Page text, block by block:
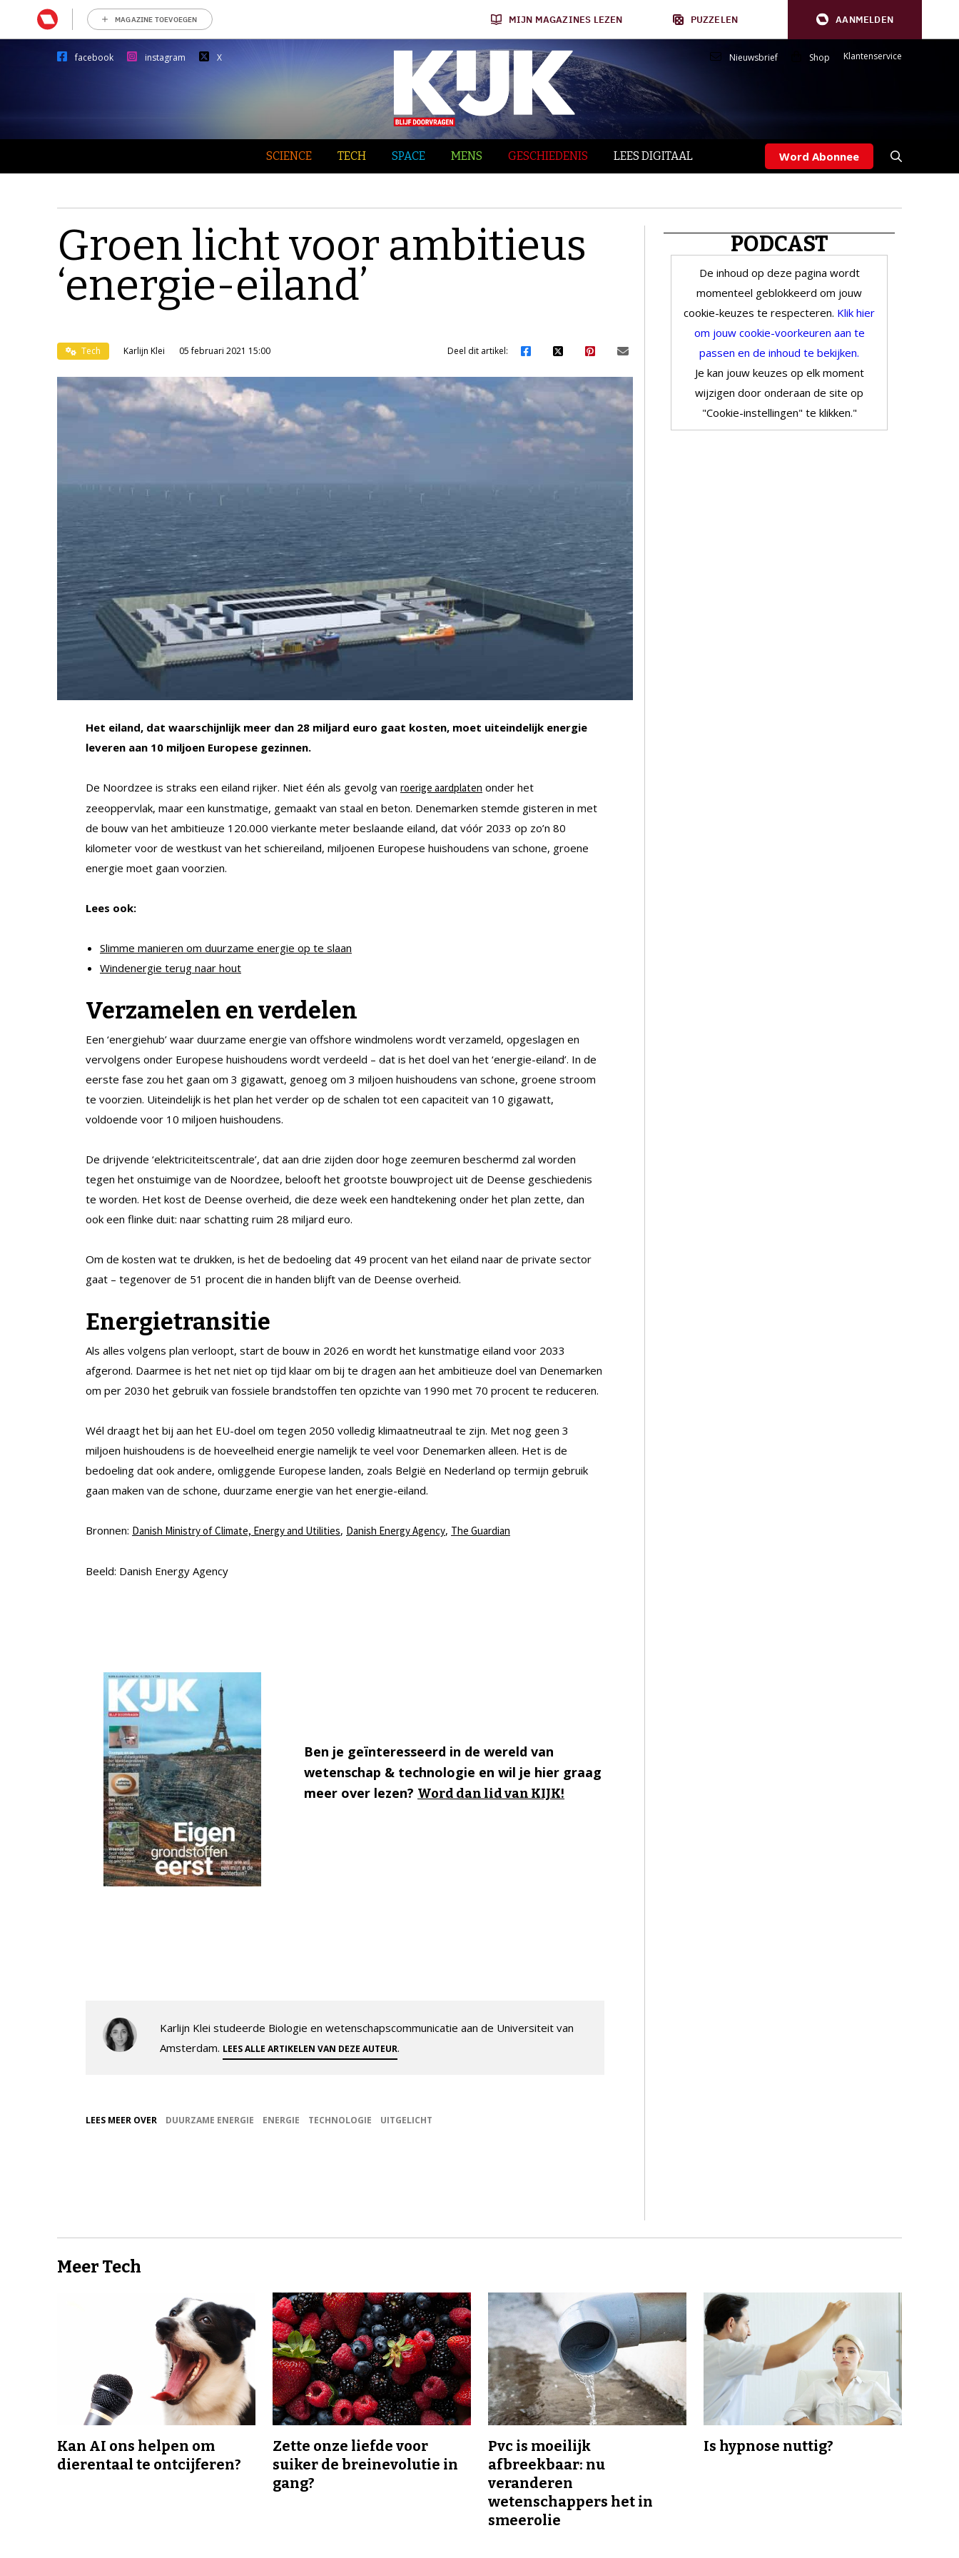
MAGAZINE TOEVOEGEN MIJN MAGAZINES LEZEN PUZZELEN AANMELDEN
facebook instagram X Nieuwsbrief Shop Klantenservice
SCIENCE TECH SPACE MENS GESCHIEDENIS LEES DIGITAAL Word Abonnee
Groen licht voor ambitieus
‘energie-eiland’
Tech Karlijn Klei 05 februari 2021 15:00 Deel dit artikel:
Het eiland, dat waarschijnlijk meer dan 28 miljard euro gaat kosten, moet uiteindelijk energie
leveren aan 10 miljoen Europese gezinnen.
De Noordzee is straks een eiland rijker. Niet één als gevolg van roerige aardplaten onder het
zeeoppervlak, maar een kunstmatige, gemaakt van staal en beton. Denemarken stemde gisteren in met
de bouw van het ambitieuze 120.000 vierkante meter beslaande eiland, dat vóór 2033 op zo’n 80
kilometer voor de westkust van het schiereiland, miljoenen Europese huishoudens van schone, groene
energie moet gaan voorzien.
Lees ook:
Slimme manieren om duurzame energie op te slaan
Windenergie terug naar hout
Verzamelen en verdelen
Een ‘energiehub’ waar duurzame energie van offshore windmolens wordt verzameld, opgeslagen en
vervolgens onder Europese huishoudens wordt verdeeld – dat is het doel van het ‘energie-eiland’. In de
eerste fase zou het gaan om 3 gigawatt, genoeg om 3 miljoen huishoudens van schone, groene stroom
te voorzien. Uiteindelijk is het plan het verder op de schalen tot een capaciteit van 10 gigawatt,
voldoende voor 10 miljoen huishoudens.
De drijvende ‘elektriciteitscentrale’, dat aan drie zijden door hoge zeemuren beschermd zal worden
tegen het onstuimige van de Noordzee, belooft het grootste bouwproject uit de Deense geschiedenis
te worden. Het kost de Deense overheid, die deze week een handtekening onder het plan zette, dan
ook een flinke duit: naar schatting ruim 28 miljard euro.
Om de kosten wat te drukken, is het de bedoeling dat 49 procent van het eiland naar de private sector
gaat – tegenover de 51 procent die in handen blijft van de Deense overheid.
Energietransitie
Als alles volgens plan verloopt, start de bouw in 2026 en wordt het kunstmatige eiland voor 2033
afgerond. Daarmee is het net niet op tijd klaar om bij te dragen aan het ambitieuze doel van Denemarken
om per 2030 het gebruik van fossiele brandstoffen ten opzichte van 1990 met 70 procent te reduceren.
Wél draagt het bij aan het EU-doel om tegen 2050 volledig klimaatneutraal te zijn. Met nog geen 3
miljoen huishoudens is de hoeveelheid energie namelijk te veel voor Denemarken alleen. Het is de
bedoeling dat ook andere, omliggende Europese landen, zoals België en Nederland op termijn gebruik
gaan maken van de schone, duurzame energie van het energie-eiland.
Bronnen: Danish Ministry of Climate, Energy and Utilities, Danish Energy Agency, The Guardian
Beeld: Danish Energy Agency
Ben je geïnteresseerd in de wereld van
wetenschap & technologie en wil je hier graag
meer over lezen? Word dan lid van KIJK!
Karlijn Klei studeerde Biologie en wetenschapscommunicatie aan de Universiteit van
Amsterdam. LEES ALLE ARTIKELEN VAN DEZE AUTEUR.
LEES MEER OVER DUURZAME ENERGIE ENERGIE TECHNOLOGIE UITGELICHT
PODCAST
De inhoud op deze pagina wordt
momenteel geblokkeerd om jouw
cookie-keuzes te respecteren. Klik hier
om jouw cookie-voorkeuren aan te
passen en de inhoud te bekijken.
Je kan jouw keuzes op elk moment
wijzigen door onderaan de site op
"Cookie-instellingen" te klikken."
Meer Tech
Kan AI ons helpen om
dierentaal te ontcijferen?
Zette onze liefde voor
suiker de breinevolutie in
gang?
Pvc is moeilijk
afbreekbaar: nu
veranderen
wetenschappers het in
smeerolie
Is hypnose nuttig?